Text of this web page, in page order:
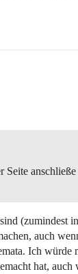
(zumindest
auch
Ich
hat,